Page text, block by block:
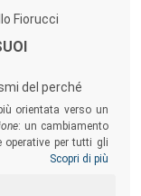
Fiorucci
del perché
orientata verso un
: un cambiamento
operative per tutti gli
che impone un
veste di business
Scopri di più